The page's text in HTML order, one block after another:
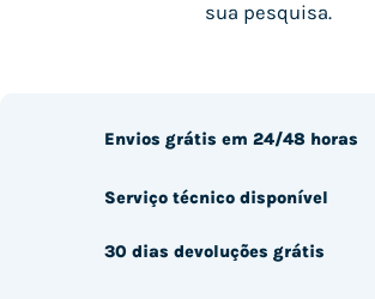
sua pesquisa.
Envios grátis em 24/48 horas
Serviço técnico disponível
30 dias devoluções grátis